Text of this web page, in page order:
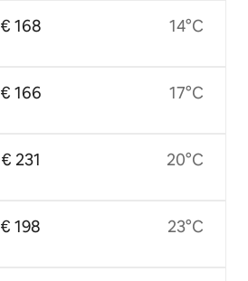
€ 168
€ 166
€ 231
€ 198
14°C
17°C
20°C
23°C